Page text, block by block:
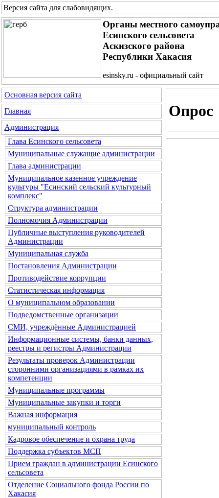
Версия сайта для слабовидящих.
Органы местного
Есинского сельсовета
Аскизского района
Республики Хакасия
esinsky.ru - официальный сайт
Основная версия сайта
Главная
Администрация
Глава Есинского сельсовета
Муниципальные служащие администрации
Глава администрации
Муниципальное казенное учреждение
культуры "Есинский сельский культурный
комплекс"
Структура администрации
Полномочия Администрации
Публичные выступления руководителей
Администрации
Муниципальная служба
Постановления Администрации
Противодействие коррупции
Статистическая информация
О муниципальном образовании
Подведомственные организации
СМИ, учреждённые Администрацией
Информационные системы, банки данных,
реестры и регистры Администрации
Результаты проверок Администрации
сторонними организациями в рамках их
компетенции
Муниципальные программы
Муниципальные закупки и торги
Важная информация
муниципальный контроль
Кадровое обеспечение и охрана труда
Поддержка субъектов МСП
Прием граждан в администрации Есинского
сельсовета
Отделение Социального фонда России по
Хакасия
Опрос